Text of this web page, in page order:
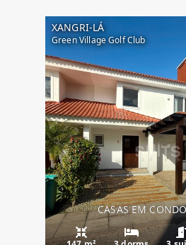
XANGRI-LÁ
Green Village Golf Club
CASAS EM